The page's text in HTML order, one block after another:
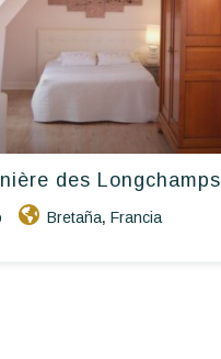
des Longchamps
Bretaña, Francia